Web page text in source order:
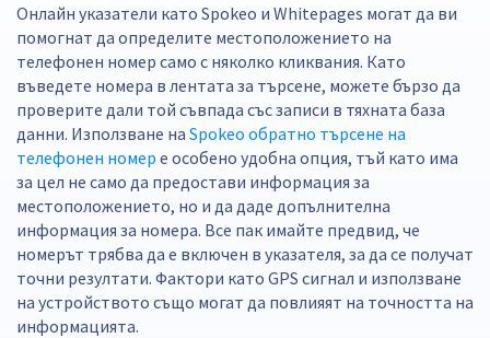
Онлайн указатели като Spokeo и Whitepages могат да ви
помогнат да определите местоположението на
телефонен номер само с няколко кликвания. Като
въведете номера в лентата за търсене, можете бързо да
проверите дали той съвпада със записи в тяхната база
данни. Използване на Spokeo обратно търсене на
телефонен номер е особено удобна опция, тъй като има
за цел не само да предостави информация за
местоположението, но и да даде допълнителна
информация за номера. Все пак имайте предвид, че
номерът трябва да е включен в указателя, за да се получат
точни резултати. Фактори като GPS сигнал и използване
на устройството също могат да повлияят на точността на
информацията.